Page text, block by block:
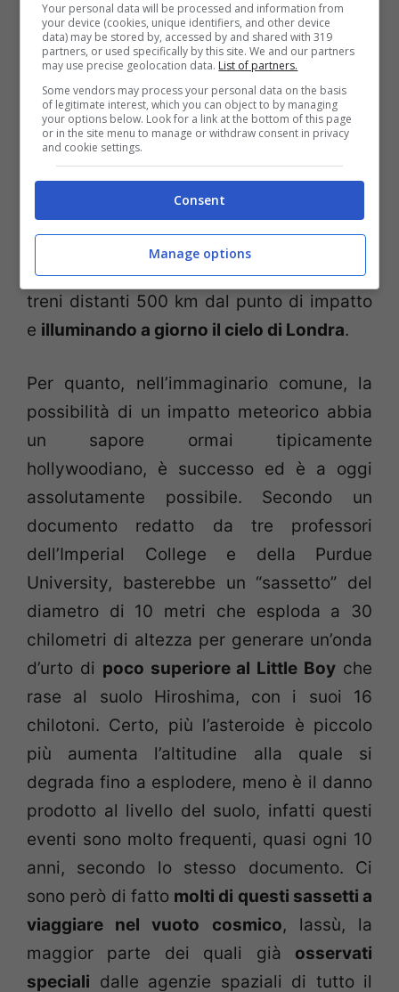
pezzo della cometa Encke o un “semplice”
asteroide, secondo le varie teorie,del
diametro superiore ai 50 metri, esplose tra
i 5 e i 10 chilometri sopra la zona,
provocandoun’onda d’urto simile ad una
bomba atomica di potenza compresa tra i
3 e i 5 megatoni(stima postuma, al
ribasso), che spianò2.150 chilometri
quadrati di taiga
, distruggendo milioni di
alberi, facendo quasi deragliare alcuni
treni distanti 500 km dal punto di impatto
e illuminando a giorno il cielo di Londra.
Per quanto, nell’immaginario comune, la
possibilità di un impatto meteorico abbia
un sapore ormai tipicamente
hollywoodiano, è successo ed è a oggi
assolutamente possibile. Secondo un
documento redatto da tre professori
dell’Imperial College e della Purdue
University, basterebbe un “sassetto” del
diametro di 10 metri che esploda a 30
chilometri di altezza per generare un’onda
d’urto di poco superiore al Little Boy che
rase al suolo Hiroshima, con i suoi 16
chilotoni. Certo, più l’asteroide è piccolo
più aumenta l’altitudine alla quale si
degrada fino a esplodere, meno è il danno
prodotto al livello del suolo, infatti questi
eventi sono molto frequenti, quasi ogni 10
anni, secondo lo stesso documento. Ci
sono però di fatto molti di questi sassetti a
viaggiare nel vuoto cosmico, lassù, la
maggior parte dei quali già osservati
speciali dalle agenzie spaziali di tutto il
Your personal data will be processed and information from
your device (cookies, unique identifiers, and other device
data) may be stored by, accessed by and shared with 319
partners, or used specifically by this site. We and our partners
may use precise geolocation data. List of partners.
Some vendors may process your personal data on the basis
of legitimate interest, which you can object to by managing
your options below. Look for a link at the bottom of this page
or in the site menu to manage or withdraw consent in privacy
and cookie settings.
Consent
Manage options